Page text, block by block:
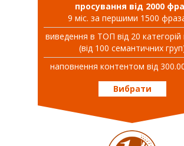
просування від 2000
9 міс. за першими 1500
виведення в ТОП від 20 категорій
(від 100 семантичних
наповнення контентом від
Вибрати